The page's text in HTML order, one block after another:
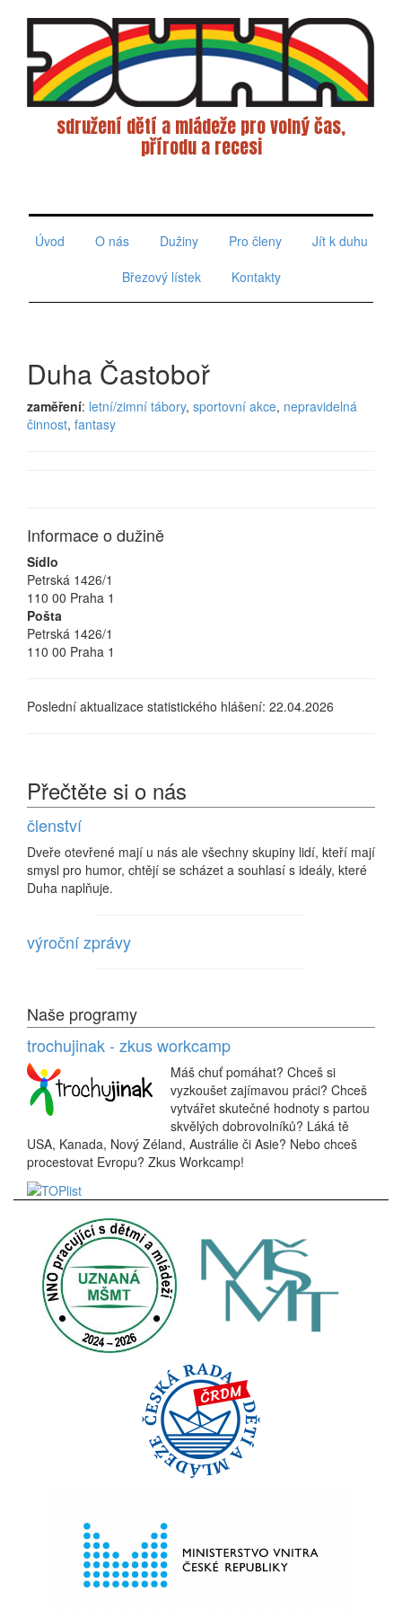
sdružení dětí a mládeže pro volný čas,
přírodu a recesi
Úvod
O nás Dužiny Pro členy
Jít k duhu
Březový lístek
Kontakty
Duha Častoboř
zaměření: letní/zimní tábory, sportovní akce, nepravidelná
činnost, fantasy
Informace o dužině
Sídlo
Petrská 1426/1
110 00 Praha 1
Pošta
Petrská 1426/1
110 00 Praha 1
Poslední aktualizace statistického hlášení: 22.04.2026
Přečtěte si o nás
členství
Dveře otevřené mají u nás ale všechny skupiny lidí, kteří mají
smysl pro humor, chtějí se scházet a souhlasí s ideály, které
Duha naplňuje.
výroční zprávy
Naše programy
trochujinak - zkus workcamp
Máš chuť pomáhat? Chceš si
vyzkoušet zajímavou práci? Chceš
vytvářet skutečné hodnoty s partou
skvělých dobrovolníků? Láká tě
USA, Kanada, Nový Zéland, Austrálie či Asie? Nebo chceš
procestovat Evropu? Zkus Workcamp!